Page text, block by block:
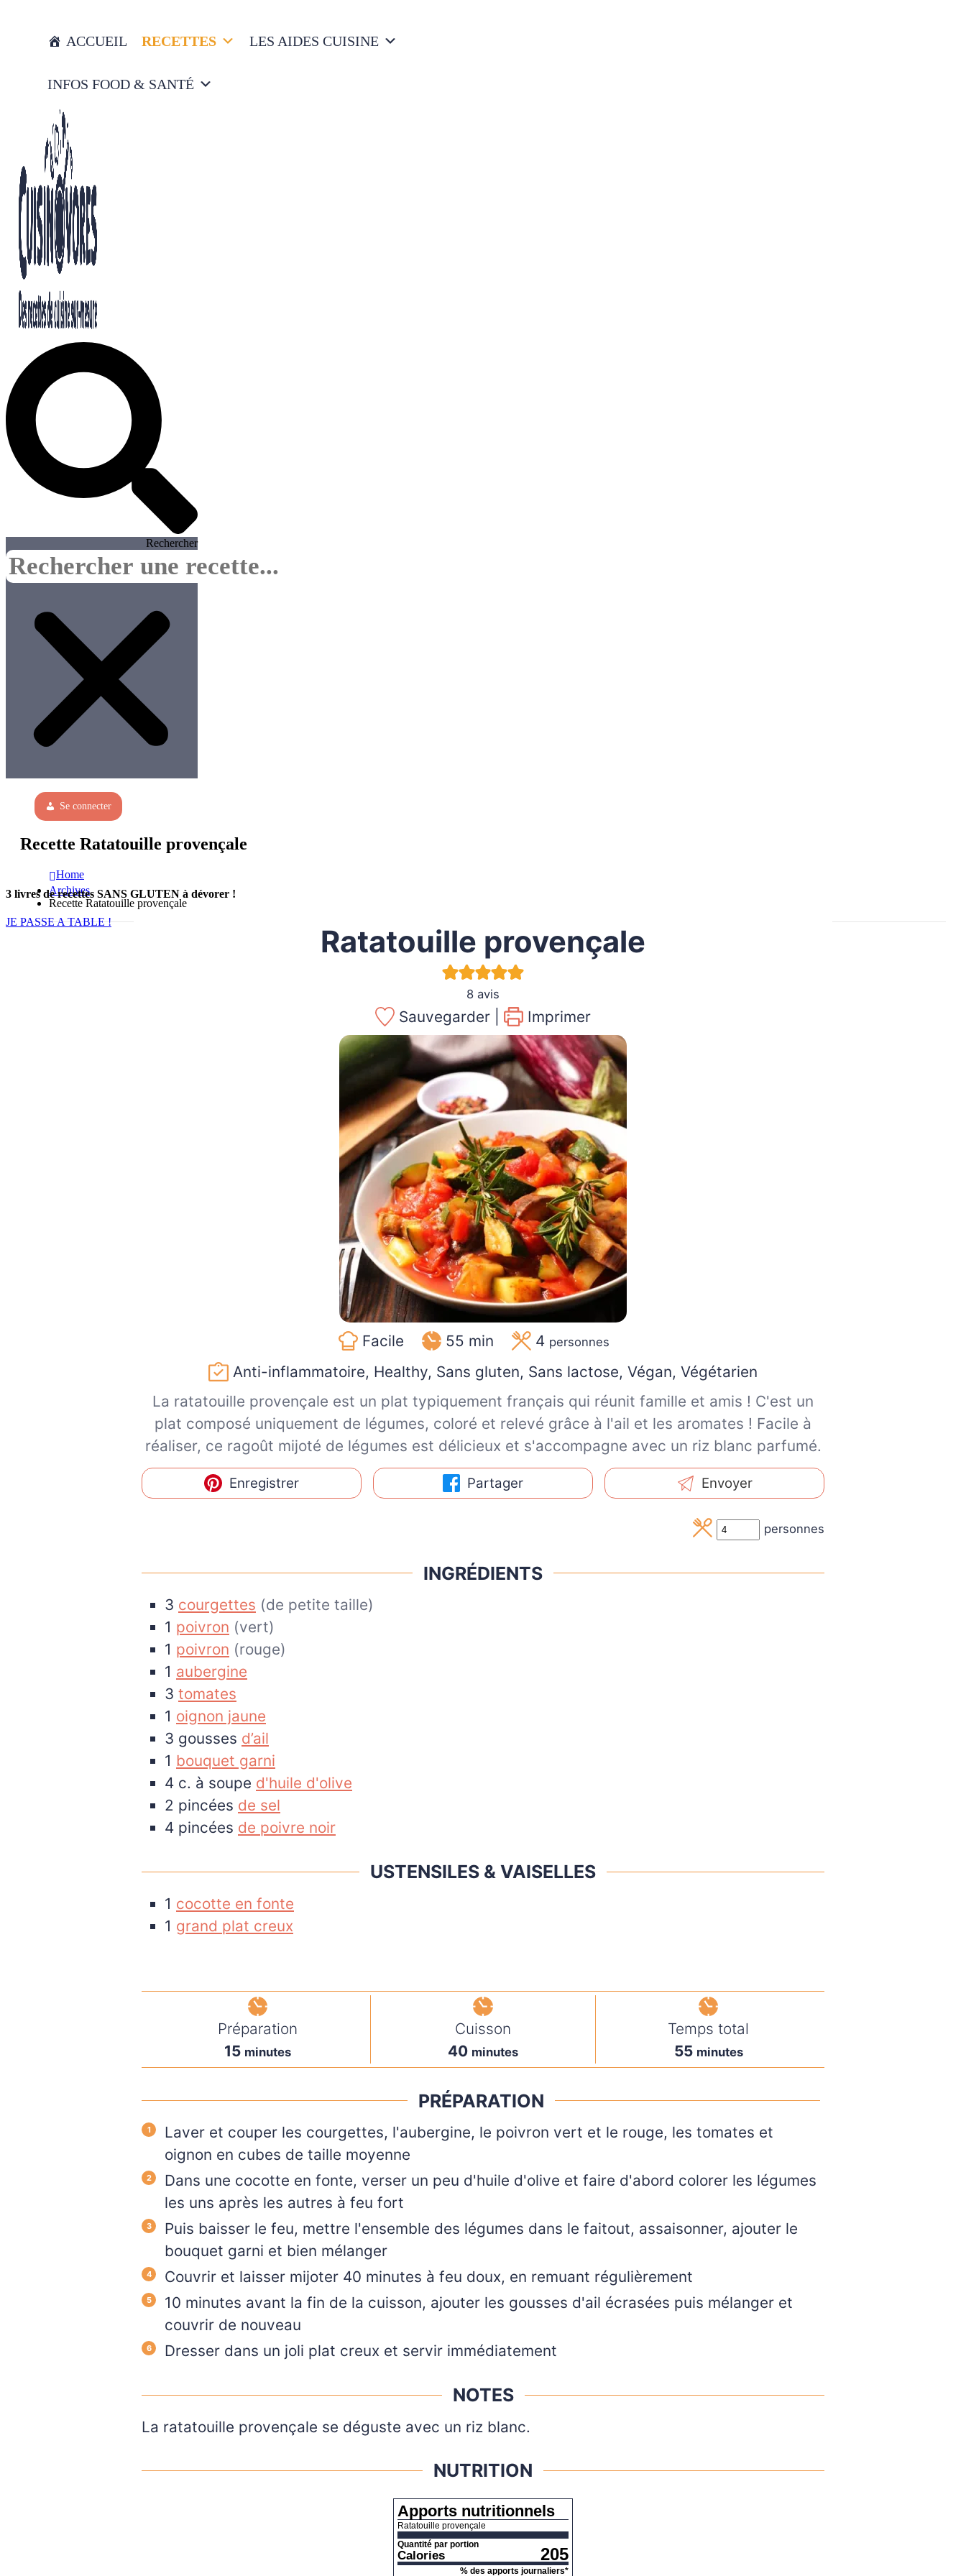
ACCUEIL RECETTES LES AIDES CUISINE
INFOS FOOD & SANTÉ
Rechercher
Se connecter
Recette Ratatouille provençale
Home
Archives
Recette Ratatouille provençale
3 livres de recettes SANS GLUTEN à dévorer !
JE PASSE A TABLE !
Ratatouille provençale
8 avis
Sauvegarder | Imprimer
Facile 55 min 4 personnes
Anti-inflammatoire, Healthy, Sans gluten, Sans lactose, Végan, Végétarien
La ratatouille provençale est un plat typiquement français qui réunit famille et amis ! C'est un
plat composé uniquement de légumes, coloré et relevé grâce à l'ail et les aromates ! Facile à
réaliser, ce ragoût mijoté de légumes est délicieux et s'accompagne avec un riz blanc parfumé.
Enregistrer Partager Envoyer
personnes
INGRÉDIENTS
3 courgettes (de petite taille)
1 poivron (vert)
1 poivron (rouge)
1 aubergine
3 tomates
1 oignon jaune
3 gousses d’ail
1 bouquet garni
4 c. à soupe d'huile d'olive
2 pincées de sel
4 pincées de poivre noir
USTENSILES & VAISELLES
1 cocotte en fonte
1 grand plat creux
Préparation
15minutes
minutes
Cuisson
40minutes
minutes
Temps total
55minutes
minutes
PRÉPARATION
Laver et couper les courgettes, l'aubergine, le poivron vert et le rouge, les tomates et
oignon en cubes de taille moyenne
Dans une cocotte en fonte, verser un peu d'huile d'olive et faire d'abord colorer les légumes
les uns après les autres à feu fort
Puis baisser le feu, mettre l'ensemble des légumes dans le faitout, assaisonner, ajouter le
bouquet garni et bien mélanger
Couvrir et laisser mijoter 40 minutes à feu doux, en remuant régulièrement
10 minutes avant la fin de la cuisson, ajouter les gousses d'ail écrasées puis mélanger et
couvrir de nouveau
Dresser dans un joli plat creux et servir immédiatement
NOTES
La ratatouille provençale se déguste avec un riz blanc.
NUTRITION
Apports nutritionnels
Ratatouille provençale
Quantité par portion
Calories 205
% des apports journaliers*